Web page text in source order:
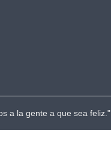
a la gente a que sea feliz."